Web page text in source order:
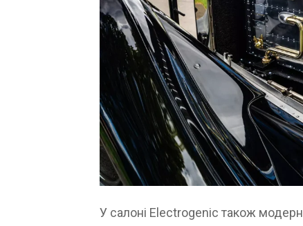
У салоні Electrogenic також